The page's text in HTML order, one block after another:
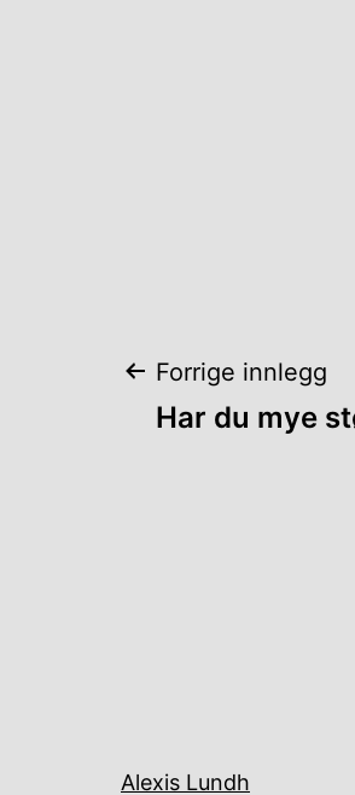
Forrige innlegg
Har du mye
Alexis Lundh